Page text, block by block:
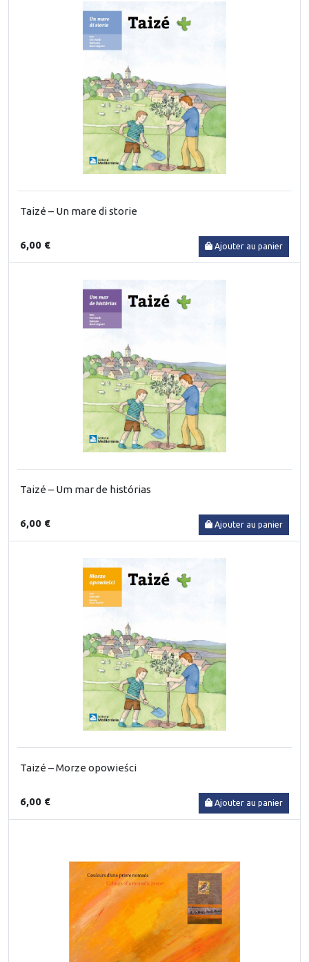
Taizé – Un mare di storie
6,00 € Ajouter au panier
Taizé – Um mar de histórias
6,00 € Ajouter au panier
Taizé – Morze opowieści
6,00 € Ajouter au panier